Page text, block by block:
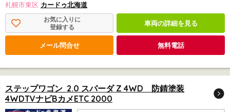
札幌市東区 カードゥ北海道
お気に入りに
登録する
車両の詳細を見る
メール問合せ 無料電話
ステップワゴン 2.0 スパーダ Z 4WD 防錆塗装
4WDTVナビBカメETC 2000